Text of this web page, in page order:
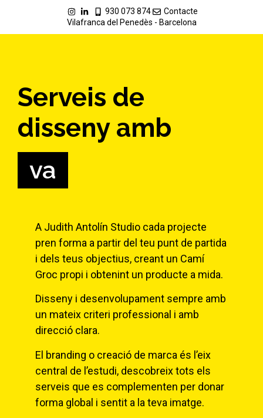
930 073 874
Contacte
Vilafranca del Penedès - Barcelona
Serveis de
disseny amb
valentia
A Judith Antolín Studio cada projecte
pren forma a partir del teu punt de partida
i dels teus objectius, creant un Camí
Groc propi i obtenint un producte a mida.
Disseny i desenvolupament sempre amb
un mateix criteri professional i amb
direcció clara.
El branding o creació de marca és l’eix
central de l’estudi, descobreix tots els
serveis que es complementen per donar
forma global i sentit a la teva imatge.